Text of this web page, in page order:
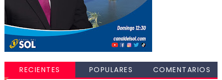
RECIENTES POPULARES COMENTARIOS